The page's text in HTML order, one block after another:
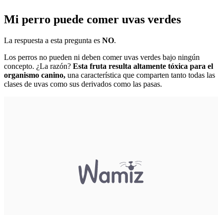
Mi perro puede comer uvas verdes
La respuesta a esta pregunta es NO.
Los perros no pueden ni deben comer uvas verdes bajo ningún
concepto. ¿La razón? Esta fruta resulta altamente tóxica para el
organismo canino, una característica que comparten tanto todas las
clases de uvas como sus derivados como las pasas.